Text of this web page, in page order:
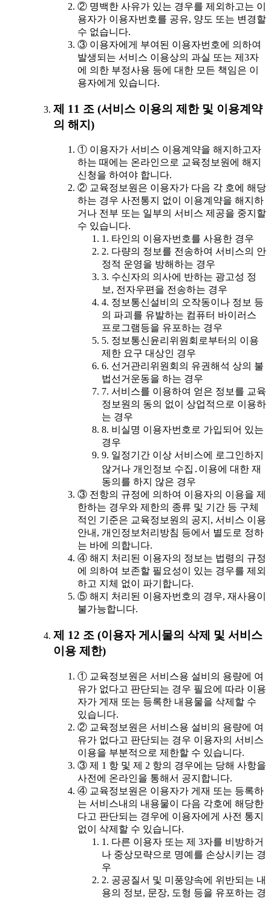
② 명백한 사유가 있는 경우를 제외하고는 이
용자가 이용자번호를 공유, 양도 또는 변경할
수 없습니다.
③ 이용자에게 부여된 이용자번호에 의하여
발생되는 서비스 이용상의 과실 또는 제3자
에 의한 부정사용 등에 대한 모든 책임은 이
용자에게 있습니다.
제 11 조 (서비스 이용의 제한 및 이용계약
의 해지)
① 이용자가 서비스 이용계약을 해지하고자
하는 때에는 온라인으로 교육정보원에 해지
신청을 하여야 합니다.
② 교육정보원은 이용자가 다음 각 호에 해당
하는 경우 사전통지 없이 이용계약을 해지하
거나 전부 또는 일부의 서비스 제공을 중지할
수 있습니다.
1. 타인의 이용자번호를 사용한 경우
2. 다량의 정보를 전송하여 서비스의 안
정적 운영을 방해하는 경우
3. 수신자의 의사에 반하는 광고성 정
보, 전자우편을 전송하는 경우
4. 정보통신설비의 오작동이나 정보 등
의 파괴를 유발하는 컴퓨터 바이러스
프로그램등을 유포하는 경우
5. 정보통신윤리위원회로부터의 이용
제한 요구 대상인 경우
6. 선거관리위원회의 유권해석 상의 불
법선거운동을 하는 경우
7. 서비스를 이용하여 얻은 정보를 교육
정보원의 동의 없이 상업적으로 이용하
는 경우
8. 비실명 이용자번호로 가입되어 있는
경우
9. 일정기간 이상 서비스에 로그인하지
않거나 개인정보 수집․이용에 대한 재
동의를 하지 않은 경우
③ 전항의 규정에 의하여 이용자의 이용을 제
한하는 경우와 제한의 종류 및 기간 등 구체
적인 기준은 교육정보원의 공지, 서비스 이용
안내, 개인정보처리방침 등에서 별도로 정하
는 바에 의합니다.
④ 해지 처리된 이용자의 정보는 법령의 규정
에 의하여 보존할 필요성이 있는 경우를 제외
하고 지체 없이 파기합니다.
⑤ 해지 처리된 이용자번호의 경우, 재사용이
불가능합니다.
제 12 조 (이용자 게시물의 삭제 및 서비스
이용 제한)
① 교육정보원은 서비스용 설비의 용량에 여
유가 없다고 판단되는 경우 필요에 따라 이용
자가 게재 또는 등록한 내용물을 삭제할 수
있습니다.
② 교육정보원은 서비스용 설비의 용량에 여
유가 없다고 판단되는 경우 이용자의 서비스
이용을 부분적으로 제한할 수 있습니다.
③ 제 1 항 및 제 2 항의 경우에는 당해 사항을
사전에 온라인을 통해서 공지합니다.
④ 교육정보원은 이용자가 게재 또는 등록하
는 서비스내의 내용물이 다음 각호에 해당한
다고 판단되는 경우에 이용자에게 사전 통지
없이 삭제할 수 있습니다.
1. 다른 이용자 또는 제 3자를 비방하거
나 중상모략으로 명예를 손상시키는 경
우
2. 공공질서 및 미풍양속에 위반되는 내
용의 정보, 문장, 도형 등을 유포하는 경